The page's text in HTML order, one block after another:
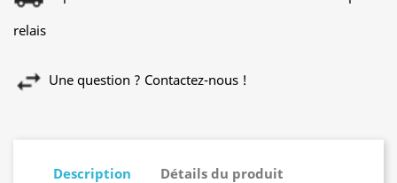
relais
Une question ? Contactez-nous !
Description Détails du produit